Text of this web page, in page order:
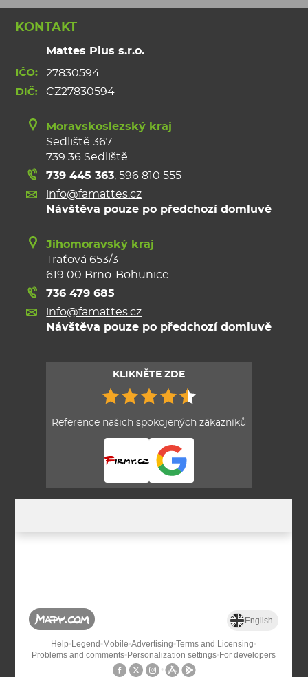
KONTAKT
Mattes Plus s.r.o.
27830594
CZ27830594
Moravskoslezský kraj
Sedliště 367
739 36 Sedliště
739 445 363,596 810 555
info@famattes.cz
Návštěva pouze po předchozí domluvě
Jihomoravský kraj
Traťová 653/3
619 00 Brno-Bohunice
736 479 685
info@famattes.cz
Návštěva pouze po předchozí domluvě
KLIKNĚTE ZDE
Reference našich spokojených zákazníků